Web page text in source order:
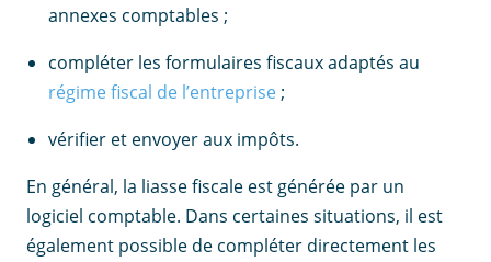
annexes comptables ;
compléter les formulaires fiscaux adaptés au
régime fiscal de l’entreprise ;
vérifier et envoyer aux impôts.
En général, la liasse fiscale est générée par un
logiciel comptable. Dans certaines situations, il est
également possible de compléter directement les